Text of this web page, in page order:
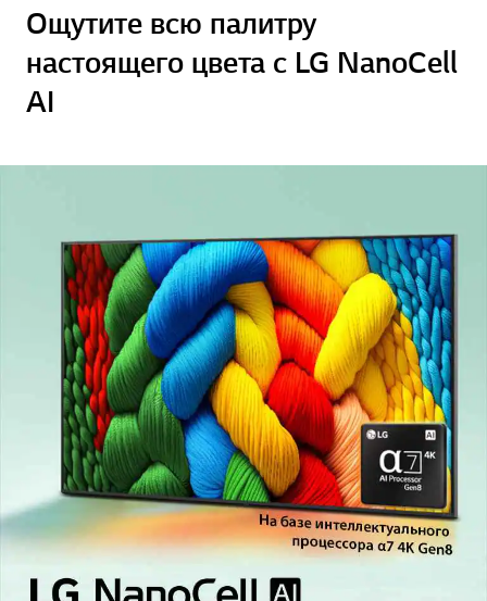
Ощутите всю палитру
настоящего цвета с LG NanoCell
AI